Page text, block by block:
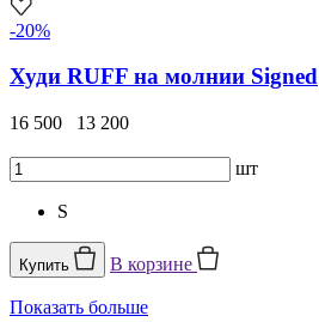
-20%
Худи RUFF на молнии Signed
16 500 13 200
шт
S
Купить В корзине
Показать больше